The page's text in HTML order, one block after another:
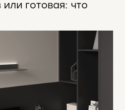
готовая: что